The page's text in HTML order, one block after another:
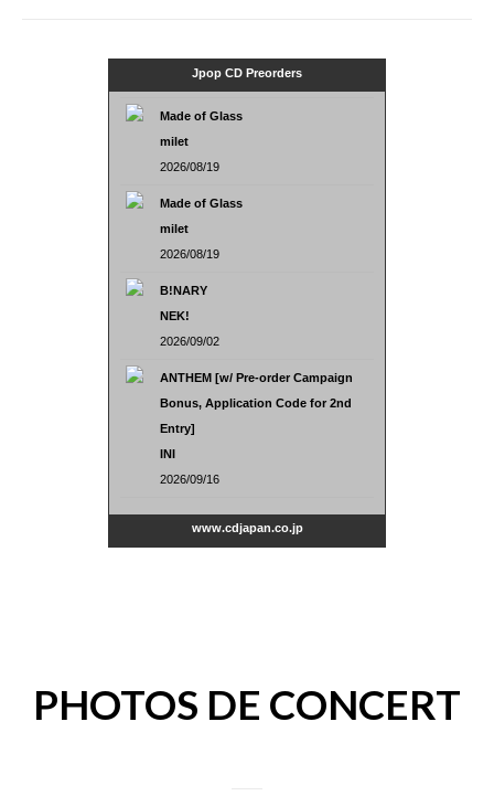
Jpop CD Preorders
Made of Glass
milet
2026/08/19
Made of Glass
milet
2026/08/19
B!NARY
NEK!
2026/09/02
ANTHEM [w/ Pre-order Campaign
Bonus, Application Code for 2nd
Entry]
INI
2026/09/16
www.cdjapan.co.jp
PHOTOS DE CONCERT